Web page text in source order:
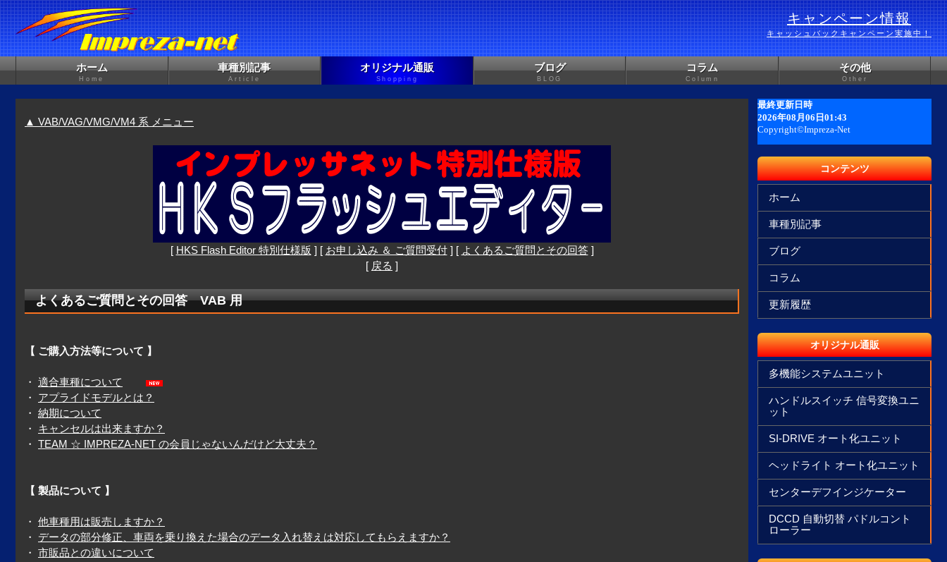
キャンペーン情報
キャッシュバックキャンペーン実施中！
ホーム
Home
車種別記事
Article
オリジナル通販
Shopping
ブログ
BLOG
コラム
Column
その他
Other
▲ VAB/VAG/VMG/VM4 系 メニュー
[ HKS Flash Editor 特別仕様版 ] [ お申し込み ＆ ご質問受付] [ よくあるご質問とその回答]
[ 戻る ]
よくあるご質問とその回答 VAB 用
【 ご購入方法等について 】
・ 適合車種について
・ アプライドモデルとは？
・ 納期について
・ キャンセルは出来ますか？
・ TEAM ☆ IMPREZA-NET の会員じゃないんだけど大丈夫？
【 製品について 】
・ 他車種用は販売しますか？
・ データの部分修正、車両を乗り換えた場合のデータ入れ替えは対応してもらえますか？
・ 市販品との違いについて
コンテンツ
ホーム
車種別記事
ブログ
コラム
更新履歴
オリジナル通販
多機能システムユニット
ハンドルスイッチ 信号変換ユニ
ット
SI-DRIVE オート化ユニット
ヘッドライト オート化ユニット
センターデフインジケーター
DCCD 自動切替 パドルコント
ローラー